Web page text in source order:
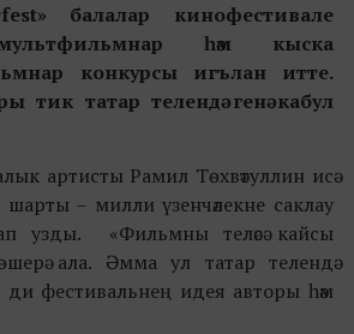
балалар кинофестивале
һәм кыска
конкурсы игълан итте.
тик татар телендә генә кабул
артисты Рамил Төхвәтуллин исә
шарты – милли үзенчәлекне саклау
узды. «Фильмны теләсә кайсы
ала. Әмма ул татар телендә
фестивальнең идея авторы һәм